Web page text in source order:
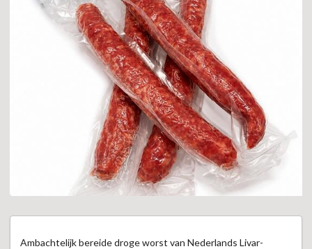
Ambachtelijk bereide droge worst van Nederlands Livar-